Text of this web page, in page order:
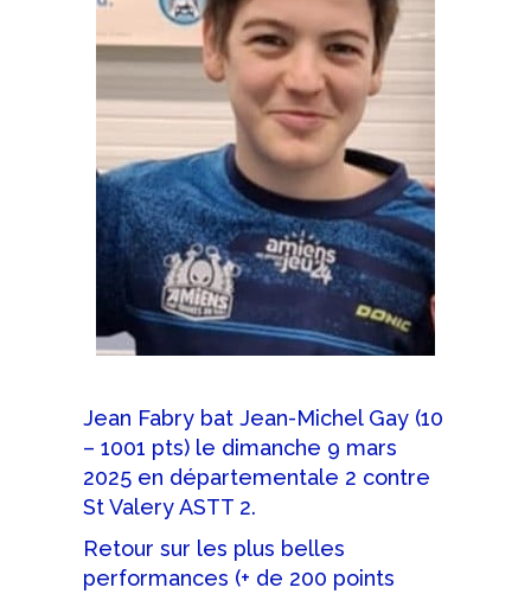
Jean Fabry bat Jean-Michel Gay (10
– 1001 pts) le dimanche 9 mars
2025 en départementale 2 contre
St Valery ASTT 2.
Retour sur les plus belles
performances (+ de 200 points